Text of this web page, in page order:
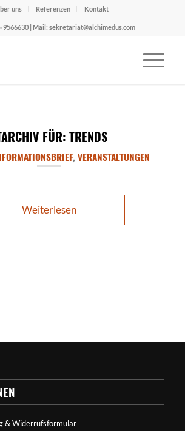
uns Referenzen Kontakt
· 9566630 | Mail: sekretariat@alchimedus.com
FÜR: TRENDS
, VERANSTALTUNGEN
Weiterlesen
& Widerrufsformular